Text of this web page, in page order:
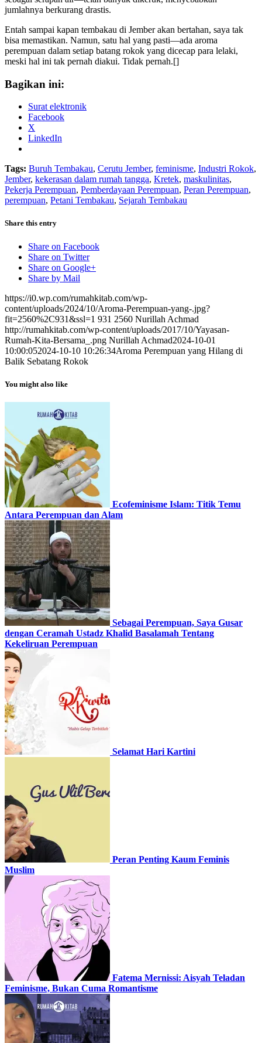
jumlahnya berkurang drastis.
Entah sampai kapan tembakau di Jember akan bertahan, saya tak
bisa memastikan. Namun, satu hal yang pasti—ada aroma
perempuan dalam setiap batang rokok yang dicecap para lelaki,
meski hal ini tak pernah diakui. Tidak pernah.[]
Bagikan ini:
Surat elektronik
Facebook
X
LinkedIn
Tags: Buruh Tembakau, Cerutu Jember, feminisme, Industri Rokok,
Jember, kekerasan dalam rumah tangga, Kretek, maskulinitas,
Pekerja Perempuan, Pemberdayaan Perempuan, Peran Perempuan,
perempuan, Petani Tembakau, Sejarah Tembakau
Share this entry
Share on Facebook
Share on Twitter
Share on Google+
Share by Mail
https://i0.wp.com/rumahkitab.com/wp-
content/uploads/2024/10/Aroma-Perempuan-yang-.jpg?
fit=2560%2C931&ssl=1 931 2560 Nurillah Achmad
http://rumahkitab.com/wp-content/uploads/2017/10/Yayasan-
Rumah-Kita-Bersama_.png Nurillah Achmad2024-10-01
10:00:052024-10-10 10:26:34Aroma Perempuan yang Hilang di
Balik Sebatang Rokok
You might also like
Ecofeminisme Islam: Titik Temu
Antara Perempuan dan Alam
Sebagai Perempuan, Saya Gusar
dengan Ceramah Ustadz Khalid Basalamah Tentang
Kekeliruan Perempuan
Selamat Hari Kartini
Peran Penting Kaum Feminis
Muslim
Fatema Mernissi: Aisyah Teladan
Feminisme, Bukan Cuma Romantisme